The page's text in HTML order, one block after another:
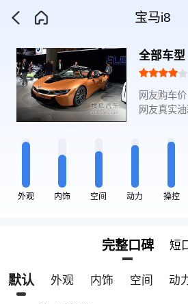
宝马i8
全部车型
网友购车
网友真实
外观 内饰 空间 动力 操控
完整口碑 短
默认 外观 内饰 空间 动